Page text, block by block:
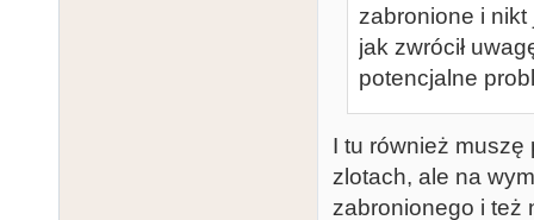
zabronione i nikt
jak zwrócił
potencjalne
I tu również
zlotach, ale na
zabronionego i też